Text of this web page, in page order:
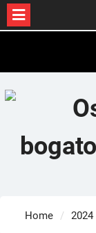
content
Home 2024